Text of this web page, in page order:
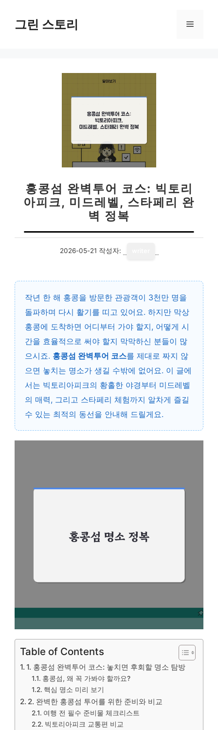
그린 스토리 메
홍콩섬 완벽투어 코스: 빅토리
아피크, 미드레벨, 스타페리 완
벽 정복
2026-05-21 작성자:
작년 한 해 홍콩을 방문한 관광객이 3천만 명을
돌파하며 다시 활기를 띠고 있어요. 하지만 막상
홍콩에 도착하면 어디부터 가야 할지, 어떻게 시
간을 효율적으로 써야 할지 막막하신 분들이 많
으시죠. 홍콩섬 완벽투어 코스를 제대로 짜지 않
으면 놓치는 명소가 생길 수밖에 없어요. 이 글에
서는 빅토리아피크의 황홀한 야경부터 미드레벨
의 매력, 그리고 스타페리 체험까지 알차게 즐길
수 있는 최적의 동선을 안내해 드릴게요.
Table of Contents
1. 홍콩섬 완벽투어 코스: 놓치면 후회할 명소 탐방
홍콩섬, 왜 꼭 가봐야 할까요?
핵심 명소 미리 보기
2. 완벽한 홍콩섬 투어를 위한 준비와 비교
여행 전 필수 준비물 체크리스트
빅토리아피크 교통편 비교